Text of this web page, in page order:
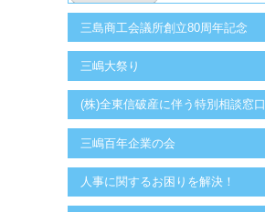
三島商工会議所創立80周年記念
三嶋大祭り
(株)全東信破産に伴う特別相談窓口
三嶋百年企業の会
人事に関するお困りを解決！